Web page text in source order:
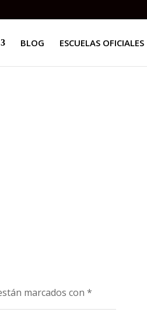
BLOG ESCUELAS OFICIALES
marcados con*